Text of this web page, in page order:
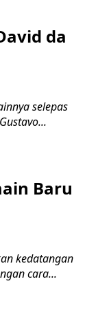
da
selepas
Baru
kedatangan
cara...